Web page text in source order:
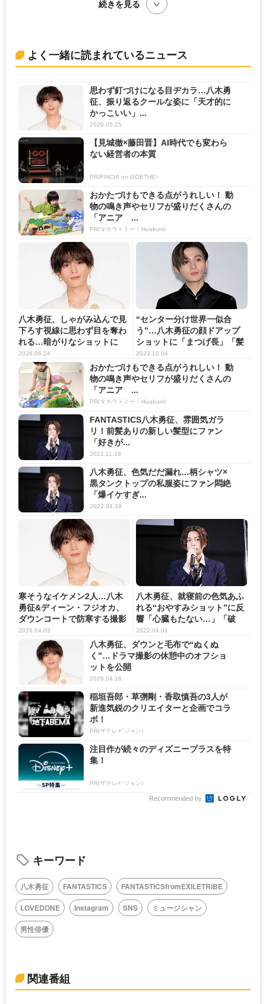
続きを見る
よく一緒に読まれているニュース
思わず釘づけになる目ヂカラ…八木勇
征、振り返るクールな姿に「天才的に
かっこいい」...
2026.05.25
【見城徹×藤田晋】AI時代でも変わら
ない経営者の本質
PR(FINCHI on GOETHE)
おかたづけもできる点がうれしい！ 動
物の鳴き声やセリフが盛りだくさんの
「アニア ...
PR(タカラトミー｜Hugkum)
八木勇征、しゃがみ込んで見
下ろす視線に思わず目を奪わ
れる…暗がりなショットに
「刺...
2026.06.24
“センター分け世界一似合
う”…八木勇征の顔ドアップ
ショットに「まつげ長」「髪
の生...
2023.10.04
おかたづけもできる点がうれしい！ 動
物の鳴き声やセリフが盛りだくさんの
「アニア ...
PR(タカラトミー｜Hugkum)
FANTASTICS八木勇征、雰囲気ガラ
リ！前髪ありの新しい髪型にファン
「好きが...
2021.11.19
八木勇征、色気だだ漏れ…柄シャツ×
黒タンクトップの私服姿にファン悶絶
「爆イケすぎ...
2022.04.19
寒そうなイケメン2人…八木
勇征&ディーン・フジオカ、
ダウンコートで防寒する撮影
合...
2026.04.03
八木勇征、就寝前の色気あふ
れる“おやすみショット”に反
響「心臓もたない…」「破
壊...
2022.04.01
八木勇征、ダウンと毛布で“ぬくぬ
く”…ドラマ撮影の休憩中のオフショ
ットを公開
2026.04.16
稲垣吾郎・草彅剛・香取慎吾の3人が
新進気鋭のクリエイターと企画でコラ
ボ！
PR(ザテレビジョン)
注目作が続々のディズニープラスを特
集！
PR(ザテレビジョン)
Recommended by
キーワード
八木勇征 FANTASTICS
FANTASTICSfromEXILETRIBE
LOVEDONE
Instagram SNS
ミュージシャン
男性俳優
関連番組